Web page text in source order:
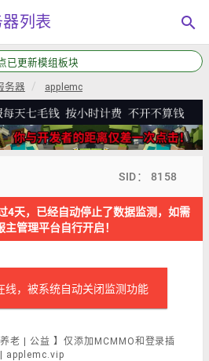
列表 search
已更新模组板块
务器 applemc
SID： 8158
4天，已经自动停止了数据监测，如需
主管理平台自行开启！
线，被系统自动关闭监测功能
养老 | 公益 】仅添加MCMMO和登录插
applemc.vip